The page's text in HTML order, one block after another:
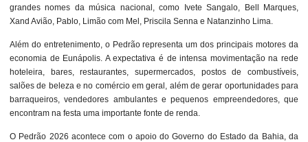
grandes nomes da música nacional, como Ivete Sangalo, Bell Marques,
Xand Avião, Pablo, Limão com Mel, Priscila Senna e Natanzinho Lima.
Além do entretenimento, o Pedrão representa um dos principais motores da
economia de Eunápolis. A expectativa é de intensa movimentação na rede
hoteleira, bares, restaurantes, supermercados, postos de combustíveis,
salões de beleza e no comércio em geral, além de gerar oportunidades para
barraqueiros, vendedores ambulantes e pequenos empreendedores, que
encontram na festa uma importante fonte de renda.
O Pedrão 2026 acontece com o apoio do Governo do Estado da Bahia, da